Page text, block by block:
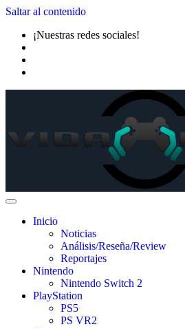
Saltar al contenido
¡Nuestras redes sociales!
Inicio
Noticias
Análisis/Reseña/Review
Reportajes
Nintendo
Nintendo Switch 2
PlayStation
PS5
PS VR2